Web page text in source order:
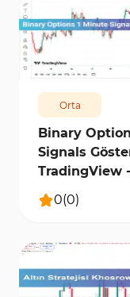
eklemenizi ve
faydalanmanızı
Orta
Binary
Signals
TradingView -
0(0)